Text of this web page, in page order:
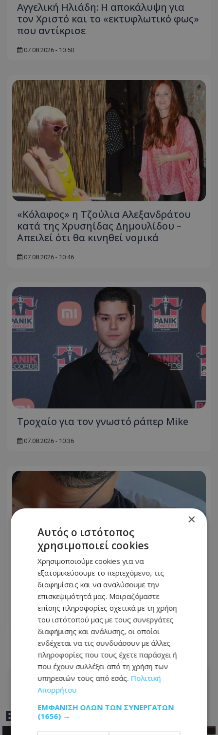
Αγγελική Ηλιάδη: Η αποκάλυψη για
τον Χριστό και το «εκτυφλωτικό φως»
που αντίκρισε
07.08.2026 - 10:50
«Κόλαφος» η Τζούλια Αλεξανδράτου
κατά της Χρυσηίδας Δημουλίδου –
Απειλεί ότι θα κινηθεί νομικά
07.08.2026 - 10:46
Τροχαίο για τον γνωστό ράπερ Mike
07.08.2026 - 10:36
Έλληνας ηθοποιός δίνει μάχη με τον
καρκίνο - «Πάμε για νέα θεραπεία» - Η
φωτογραφία που ανέβασε από το
νοσοκομείο
06.08.2026 - 21:08
BEST OFTOTHEMAONLINE
×
Αυτός ο ιστότοπος
χρησιμοποιεί cookies
Χρησιμοποιούμε cookies για να
εξατομικεύσουμε το περιεχόμενο, τις
διαφημίσεις και να αναλύσουμε την
επισκεψιμότητά μας. Μοιραζόμαστε
επίσης πληροφορίες σχετικά με τη χρήση
του ιστότοπού μας με τους συνεργάτες
διαφήμισης και ανάλυσης, οι οποίοι
ενδέχεται να τις συνδυάσουν με άλλες
πληροφορίες που τους έχετε παράσχει ή
που έχουν συλλέξει από τη χρήση των
υπηρεσιών τους από εσάς. Πολιτική
Απορρήτου
ΕΜΦΆΝΙΣΗ ΌΛΩΝ ΤΩΝ ΣΥΝΕΡΓΑΤΏΝ
(1656) →